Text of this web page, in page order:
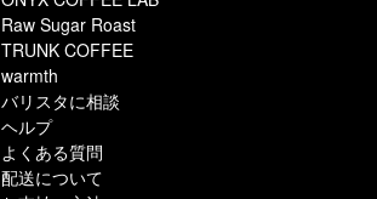
Raw Sugar Roast
TRUNK COFFEE
warmth
バリスタに相談
ヘルプ
よくある質問
配送について